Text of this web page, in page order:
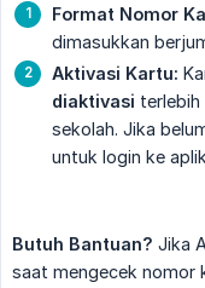
Format Nomor
dimasukkan
Aktivasi Kartu:
diaktivasi terlebih
sekolah. Jika
untuk login ke
Butuh Bantuan? Jika
saat mengecek nomor